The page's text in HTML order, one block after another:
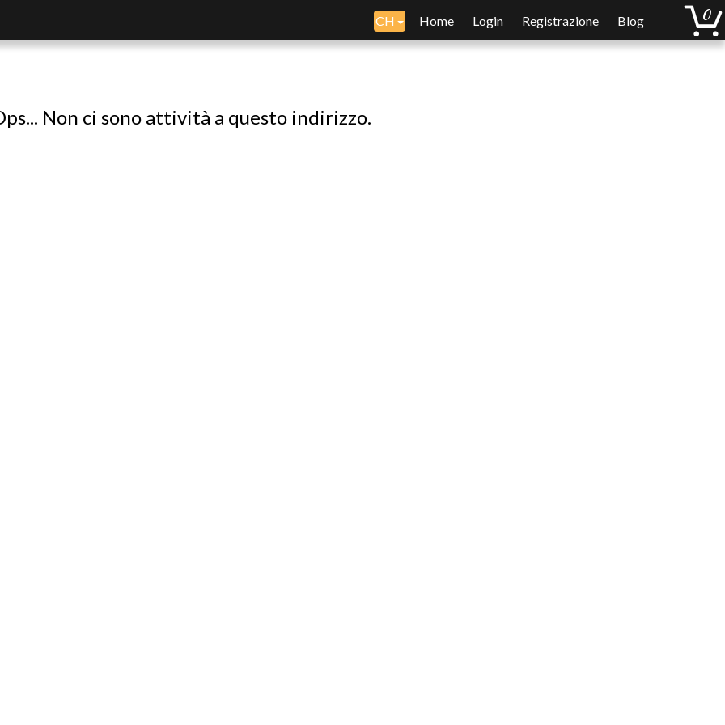
CH Home Login Registrazione Blog
Non ci sono attività a questo indirizzo.